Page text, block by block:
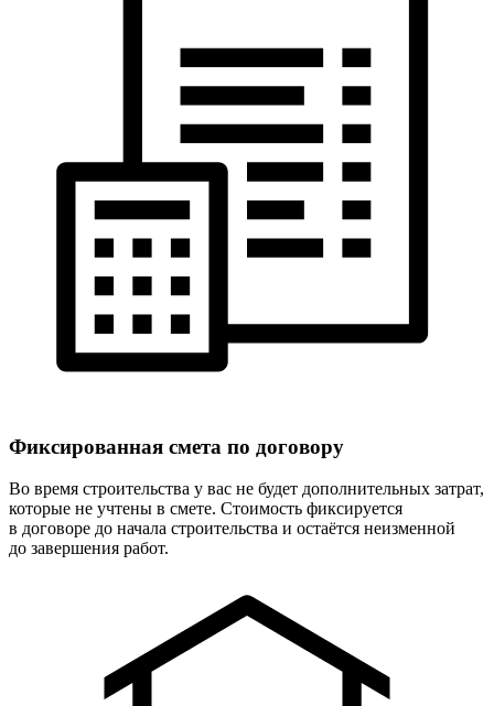
Фиксированная смета по договору
Во время строительства у вас не будет дополнительных затрат,
которые не учтены в смете. Стоимость фиксируется
в договоре до начала строительства и остаётся неизменной
до завершения работ.